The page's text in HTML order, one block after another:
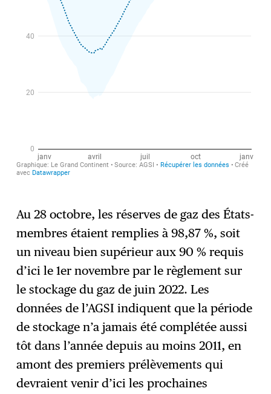
Au 28 octobre, les réserves de gaz des États-
membres étaient remplies à 98,87 %, soit
un niveau bien supérieur aux 90 % requis
d’ici le 1er novembre par le règlement sur
le stockage du gaz de juin 2022. Les
données de l’AGSI indiquent que la période
de stockage n’a jamais été complétée aussi
tôt dans l’année depuis au moins 2011, en
amont des premiers prélèvements qui
devraient venir d’ici les prochaines